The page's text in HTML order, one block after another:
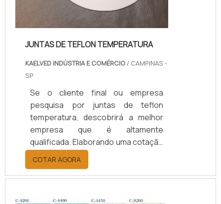
JUNTAS DE TEFLON TEMPERATURA
KAELVED INDÚSTRIA E COMÉRCIO / CAMPINAS -
SP
Se o cliente final ou empresa
pesquisa por juntas de teflon
temperatura, descobrirá a melhor
empresa que é altamente
qualificada. Elaborando uma cotação
por meio da plataforma e
descobrindo a melhor referência do
mercado.Sim, aqui é o lugar certo!
COTAR AGORA